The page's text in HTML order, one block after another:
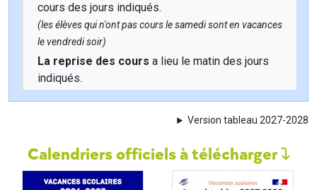
cours des jours indiqués.
(les élèves qui n'ont pas cours le samedi sont en vacances
le vendredi soir)
La reprise des cours a lieu le matin des jours
indiqués.
Version tableau 2027-2028
Calendriers officiels à télécharger